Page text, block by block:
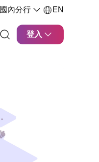
國內分行 EN
登入